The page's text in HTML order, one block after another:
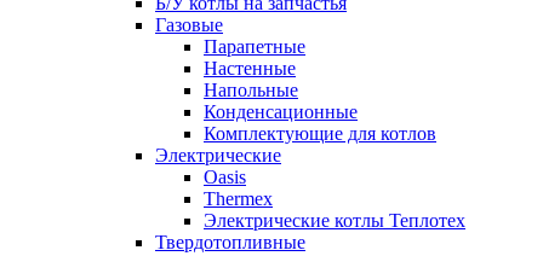
Газовые
Парапетные
Настенные
Напольные
Конденсационные
Комплектующие для котлов
Электрические
Oasis
Thermex
Электрические котлы Теплотех
Твердотопливные